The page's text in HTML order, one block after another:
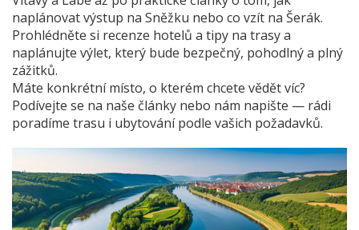
naplánovat výstup na Sněžku nebo co vzít na Šerák.
Prohlédněte si recenze hotelů a tipy na trasy a
naplánujte výlet, který bude bezpečný, pohodlný a plný
zážitků.
Máte konkrétní místo, o kterém chcete vědět víc?
Podívejte se na naše články nebo nám napište — rádi
poradíme trasu i ubytování podle vašich požadavků.